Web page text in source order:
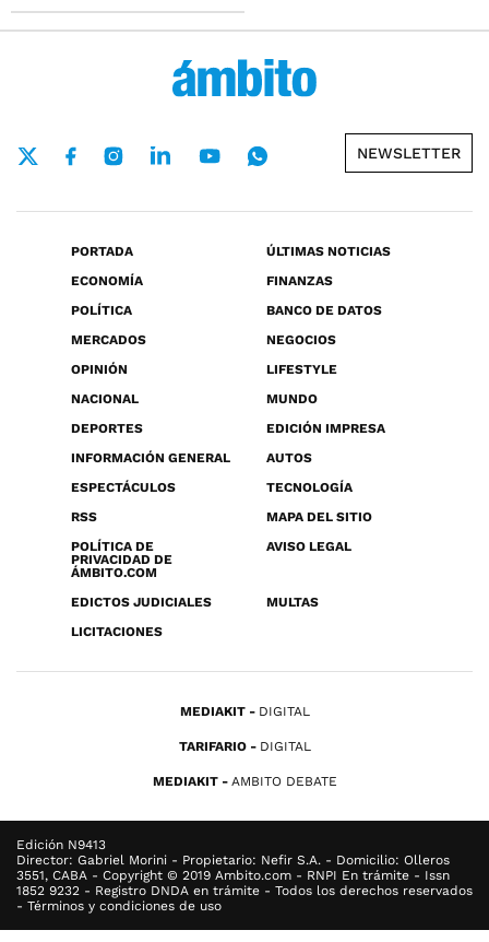
NEWSLETTER
PORTADA
ÚLTIMAS NOTICIAS
ECONOMÍA
FINANZAS
POLÍTICA
BANCO DE DATOS
MERCADOS
NEGOCIOS
OPINIÓN
LIFESTYLE
NACIONAL
MUNDO
DEPORTES
EDICIÓN IMPRESA
INFORMACIÓN GENERAL
AUTOS
ESPECTÁCULOS
TECNOLOGÍA
RSS
MAPA DEL SITIO
POLÍTICA DE
PRIVACIDAD DE
ÁMBITO.COM
AVISO LEGAL
EDICTOS JUDICIALES
MULTAS
LICITACIONES
MEDIAKIT DIGITAL
TARIFARIO DIGITAL
MEDIAKIT AMBITO DEBATE
Edición N9413
Director: Gabriel Morini - Propietario: Nefir S.A. - Domicilio: Olleros
3551, CABA - Copyright © 2019 Ambito.com - RNPI En trámite - Issn
1852 9232 - Registro DNDA en trámite - Todos los derechos reservados
- Términos y condiciones de uso